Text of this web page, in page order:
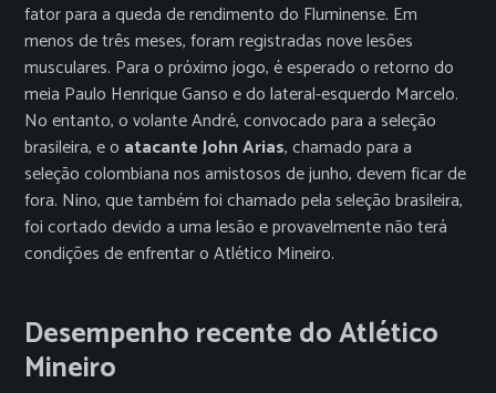
fator para a queda de rendimento do Fluminense. Em
menos de três meses, foram registradas nove lesões
musculares. Para o próximo jogo, é esperado o retorno do
meia Paulo Henrique Ganso e do lateral-esquerdo Marcelo.
No entanto, o volante André, convocado para a seleção
brasileira, e o atacante John Arias, chamado para a
seleção colombiana nos amistosos de junho, devem ficar de
fora. Nino, que também foi chamado pela seleção brasileira,
foi cortado devido a uma lesão e provavelmente não terá
condições de enfrentar o Atlético Mineiro.
Desempenho recente do Atlético
Mineiro